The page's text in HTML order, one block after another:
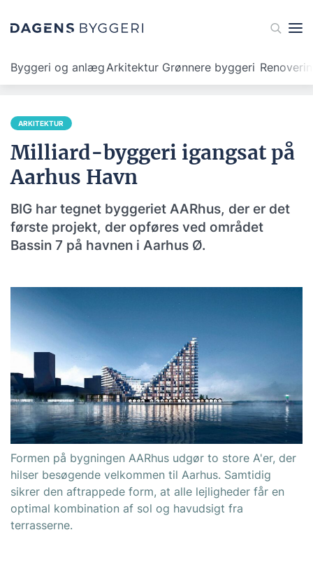
Byggeri og anlægArkitektur Grønnere byggeri
ARKITEKTUR
Milliard-byggeri igangsat på
Aarhus Havn
BIG har tegnet byggeriet AARhus, der er det
første projekt, der opføres ved området
Bassin 7 på havnen i Aarhus Ø.
Formen på bygningen AARhus udgør to store A'er, der
hilser besøgende velkommen til Aarhus. Samtidig
sikrer den aftrappede form, at alle lejligheder får en
optimal kombination af sol og havudsigt fra
terrasserne.